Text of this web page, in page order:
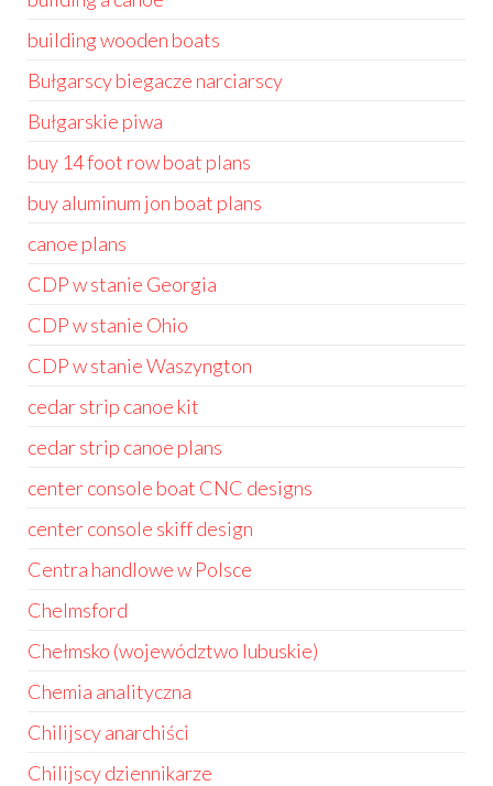
building wooden boats
Bułgarscy biegacze narciarscy
Bułgarskie piwa
buy 14 foot row boat plans
buy aluminum jon boat plans
canoe plans
CDP w stanie Georgia
CDP w stanie Ohio
CDP w stanie Waszyngton
cedar strip canoe kit
cedar strip canoe plans
center console boat CNC designs
center console skiff design
Centra handlowe w Polsce
Chelmsford
Chełmsko (województwo lubuskie)
Chemia analityczna
Chilijscy anarchiści
Chilijscy dziennikarze